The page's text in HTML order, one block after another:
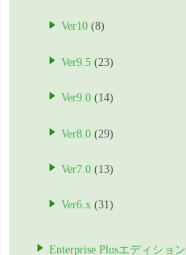
Ver10 (8)
Ver9.5 (23)
Ver9.0 (14)
Ver8.0 (29)
Ver7.0 (13)
Ver6.x (31)
Enterprise Plusエディション